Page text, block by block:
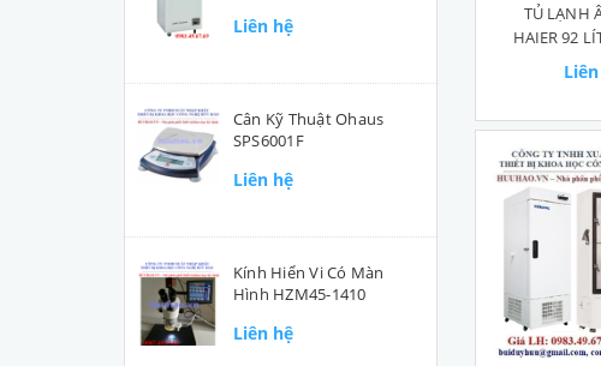
Liên hệ
Cân Kỹ Thuật Ohaus
SPS6001F
Liên hệ
Kính Hiển Vi Có Màn
Hình HZM45-1410
Liên hệ
TỦ LẠNH
HAIER 92